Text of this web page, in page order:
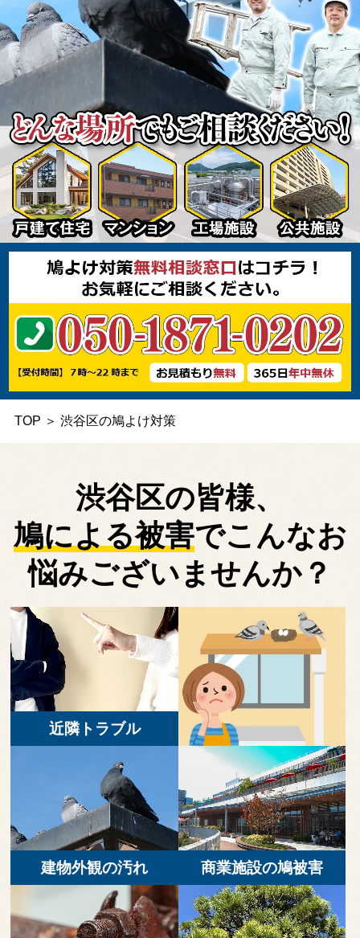
TOP ＞ 渋谷区の鳩よけ対策
渋谷区の皆様、
鳩による被害でこんなお
悩みございませんか？
近隣トラブル
商業施設の鳩被害
建物外観の汚れ